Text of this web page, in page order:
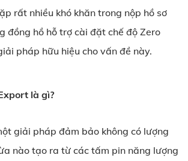
rất nhiều khó khăn trong nộp hồ sơ
đồng hồ hỗ trợ cài đặt chế độ Zero
pháp hữu hiệu cho vấn đề này.
là gì?
giải pháp đảm bảo không có lượng
nào tạo ra từ các tấm pin năng lượng